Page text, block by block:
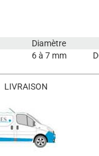
Diamètre
6 à 7 mm
LIVRAISON